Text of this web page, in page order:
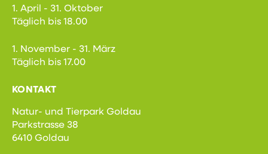
1. April - 31. Oktober
Täglich bis 18.00
1. November - 31. März
Täglich bis 17.00
KONTAKT
Natur- und Tierpark Goldau
Parkstrasse 38
6410 Goldau